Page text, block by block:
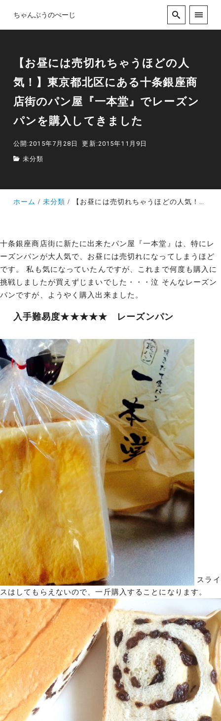
ちゃんぶうのぺーじ
【お昼には売切れちゃうほどの人
気！】東京都北区にある十条銀座商
店街のパン屋『一本堂』でレーズン
パンを購入してきました
公開:2015年7月28日 更新:2015年11月9日
未分類
ホーム 未分類 【お昼には売切れちゃうほどの人気！】東京都北区にある十条銀座商店街のパン屋『一本堂』でレーズンパンを購入してきました
十条銀座商店街に新たに出来たパン屋『一本堂』は、特にレ
ーズンパンが大人気で、お昼には売切れになってしまうほど
です。 私も気になっていたんですが、これまで何度も購入に
挑戦しましたが買えずじまいでした・・・泣 そんなレーズン
パンですが、ようやく購入出来ました。
入手難易度★★★★★ レーズンパン
スライ
スはしてもらえないので、一斤購入することになります。